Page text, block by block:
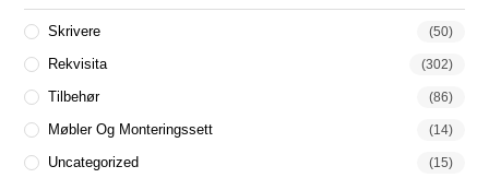
Skrivere (50)
Rekvisita (302)
Tilbehør (86)
Møbler Og Monteringssett (14)
Uncategorized (15)